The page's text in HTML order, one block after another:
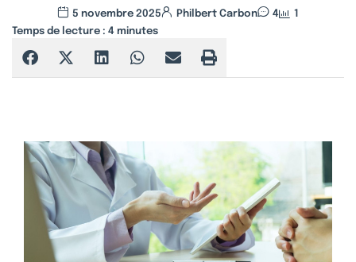
5 novembre 2025 Philbert Carbon 4
1
Temps de lecture : 4 minutes